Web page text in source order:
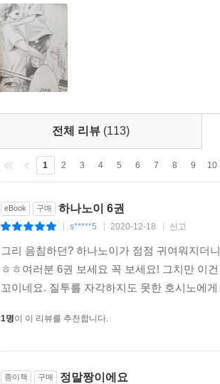
전체 리뷰 (113)
1 2 3 4 5 6 7 8 9 10
eBook 구매 하나노이 6권
s*****5 2020-12-18 신고
그리 음침하던? 하나노이가 점점 귀여워지더
ㅎㅎ여러분 6권 보세요 꼭 보세요! 그치만 이
꼬이네요. 질투를 자각하지도 못한 호시노에
1명이 이 리뷰를 추천합니다.
종이책 구매 정말짱이에요